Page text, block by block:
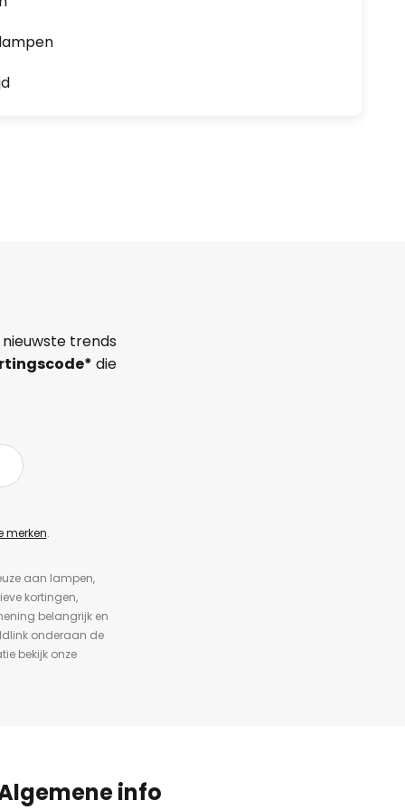
trends
die
merken.
aan lampen,
kortingen,
belangrijk en
onderaan de
bekijk onze
info